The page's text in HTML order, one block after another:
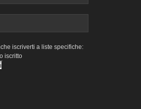
iscriverti a liste specifiche:
iscritto